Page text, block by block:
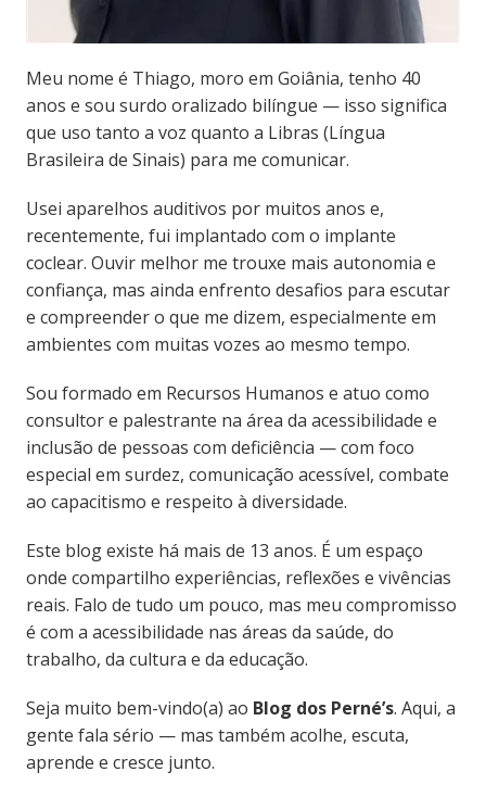
Meu nome é Thiago, moro em Goiânia, tenho 40
anos e sou surdo oralizado bilíngue — isso significa
que uso tanto a voz quanto a Libras (Língua
Brasileira de Sinais) para me comunicar.
Usei aparelhos auditivos por muitos anos e,
recentemente, fui implantado com o implante
coclear. Ouvir melhor me trouxe mais autonomia e
confiança, mas ainda enfrento desafios para escutar
e compreender o que me dizem, especialmente em
ambientes com muitas vozes ao mesmo tempo.
Sou formado em Recursos Humanos e atuo como
consultor e palestrante na área da acessibilidade e
inclusão de pessoas com deficiência — com foco
especial em surdez, comunicação acessível, combate
ao capacitismo e respeito à diversidade.
Este blog existe há mais de 13 anos. É um espaço
onde compartilho experiências, reflexões e vivências
reais. Falo de tudo um pouco, mas meu compromisso
é com a acessibilidade nas áreas da saúde, do
trabalho, da cultura e da educação.
Seja muito bem-vindo(a) ao Blog dos Perné’s. Aqui, a
gente fala sério — mas também acolhe, escuta,
aprende e cresce junto.